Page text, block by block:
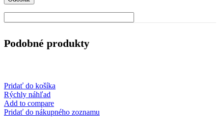
Podobné produkty
Pridať do košíka
Rýchly náhľad
Add to compare
Pridať do nákupného zoznamu